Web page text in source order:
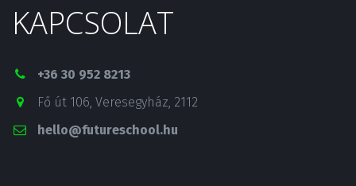
KAPCSOLAT
+36 30 952 8213
Fő út 106, Veresegyház, 2112
hello@futureschool.hu